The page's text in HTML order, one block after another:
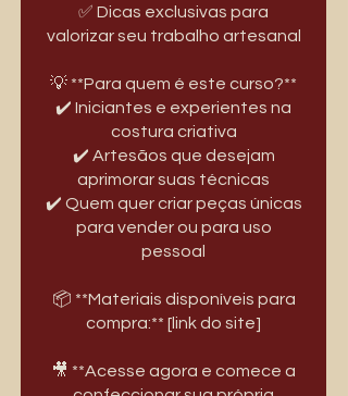
✅ Dicas exclusivas para
valorizar seu trabalho artesanal
💡 **Para quem é este curso?**
✔️ Iniciantes e experientes na
costura criativa
✔️ Artesãos que desejam
aprimorar suas técnicas
✔️ Quem quer criar peças únicas
para vender ou para uso
pessoal
📦 **Materiais disponíveis para
compra:** [link do site]
🎥 **Acesse agora e comece a